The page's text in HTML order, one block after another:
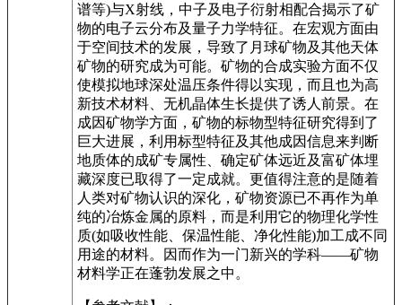
谱等)与X射线，中子及电子衍射相配合揭示了矿
物的电子云分布及量子力学特征。在宏观方面由
于空间技术的发展，导致了月球矿物及其他天体
矿物的研究成为可能。矿物的合成实验方面不仅
使模拟地球深处温压条件得以实现，而且也为高
新技术材料、无机晶体生长提供了诱人前景。在
成因矿物学方面，矿物的标物型特征研究得到了
巨大进展，利用标型特征及其他成因信息来判断
地质体的成矿专属性、确定矿体远近及富矿体埋
藏深度已取得了一定成就。更值得注意的是随着
人类对矿物认识的深化，矿物资源已不再作为单
纯的冶炼金属的原料，而是利用它的物理化学性
质(如吸收性能、保温性能、净化性能)加工成不同
用途的材料。因而作为一门新兴的学科——矿物
材料学正在蓬勃发展之中。